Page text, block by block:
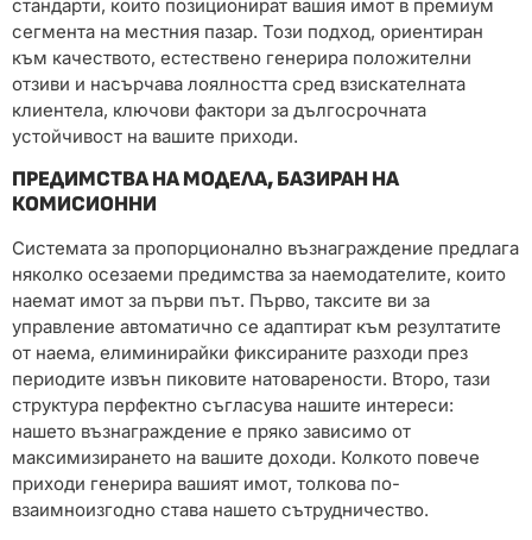
стандарти, които позиционират вашия имот в премиум
сегмента на местния пазар. Този подход, ориентиран
към качеството, естествено генерира положителни
отзиви и насърчава лоялността сред взискателната
клиентела, ключови фактори за дългосрочната
устойчивост на вашите приходи.
ПРЕДИМСТВА НА МОДЕЛА, БАЗИРАН НА
КОМИСИОННИ
Системата за пропорционално възнаграждение предлага
няколко осезаеми предимства за наемодателите, които
наемат имот за първи път. Първо, таксите ви за
управление автоматично се адаптират към резултатите
от наема, елиминирайки фиксираните разходи през
периодите извън пиковите натоварености. Второ, тази
структура перфектно съгласува нашите интереси:
нашето възнаграждение е пряко зависимо от
максимизирането на вашите доходи. Колкото повече
приходи генерира вашият имот, толкова по-
взаимноизгодно става нашето сътрудничество.